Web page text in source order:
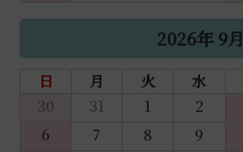
2026年 9月
日 月 火 水
30
31 1 2
6
7 8 9